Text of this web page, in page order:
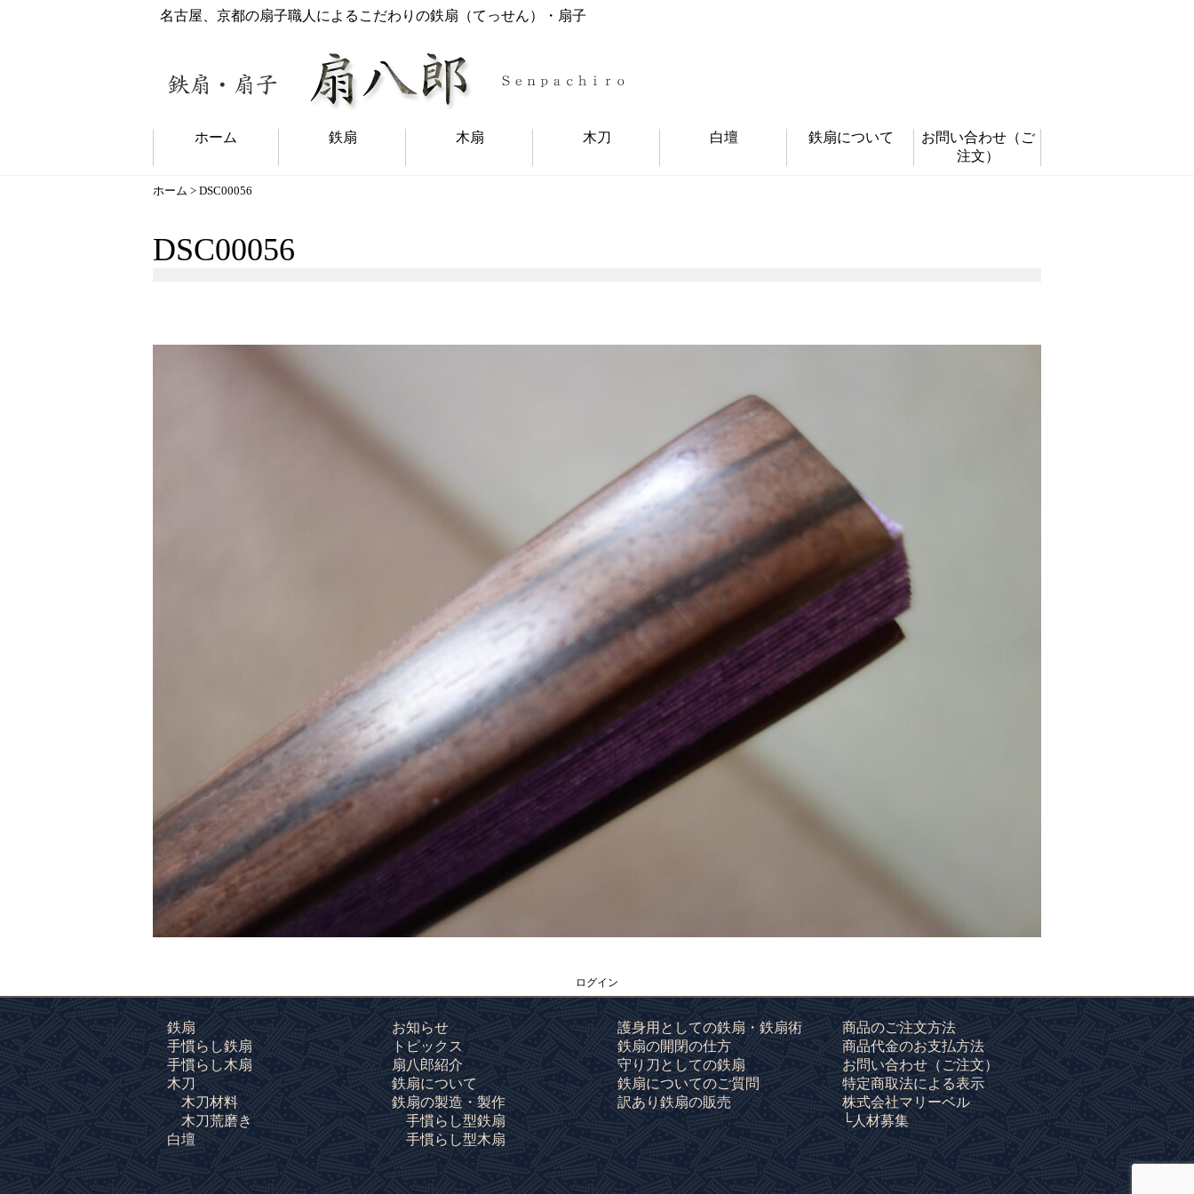
名古屋、京都の扇子職人によるこだわりの鉄扇（てっせん）・扇子
ホーム 鉄扇 木扇 木刀 白壇 鉄扇について お問い合わせ （ご
注文）
ホーム > DSC00056
DSC00056
ログイン
鉄扇
手慣らし鉄扇
手慣らし木扇
木刀
木刀材料
木刀荒磨き
白壇
お知らせ
トピックス
扇八郎紹介
鉄扇について
鉄扇の製造・製作
手慣らし型鉄扇
手慣らし型木扇
護身用としての鉄扇・鉄扇術
鉄扇の開閉の仕方
守り刀としての鉄扇
鉄扇についてのご質問
訳あり鉄扇の販売
商品のご注文方法
商品代金のお支払方法
お問い合わせ（ご注文）
特定商取法による表示
株式会社マリーベル
└人材募集